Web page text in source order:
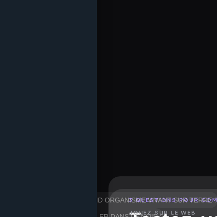
3 QUESTIONS POUR
POUR ÊTRE LE PLUS GRAND ORGANISME VIVANT SUR TERRE
JOUEZ SUR LE WEB